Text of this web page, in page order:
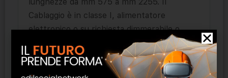
lunghezze da mm 575 a mm 2255. Il
Cablaggio è in classe I, alimentatore
elettronico o su richiesta dimmerabile o
elettronico dimmerabile DALI, su richiesta
complesso di emergenza. Possibilità di avere
LED 3000K – 4000K. Applicazione ideale